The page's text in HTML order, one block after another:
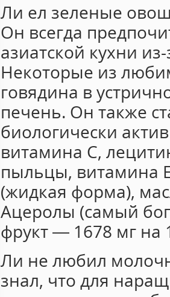
Ли ел зеленые
Он всегда
азиатской кухни
Некоторые из
говядина в
печень. Он также
биологически
витамина С,
пыльцы, витамина
(жидкая форма),
Ацеролы (самый
фрукт — 1678 мг на
Ли не любил
знал, что для